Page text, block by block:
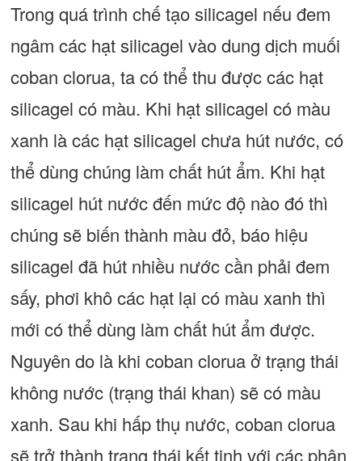
Trong quá trình chế tạo silicagel nếu đem
ngâm các hạt silicagel vào dung dịch muối
coban clorua, ta có thể thu được các hạt
silicagel có màu. Khi hạt silicagel có màu
xanh là các hạt silicagel chưa hút nước, có
thể dùng chúng làm chất hút ẩm. Khi hạt
silicagel hút nước đến mức độ nào đó thì
chúng sẽ biến thành màu đỏ, báo hiệu
silicagel đã hút nhiều nước cần phải đem
sấy, phơi khô các hạt lại có màu xanh thì
mới có thể dùng làm chất hút ẩm được.
Nguyên do là khi coban clorua ở trạng thái
không nước (trạng thái khan) sẽ có màu
xanh. Sau khi hấp thụ nước, coban clorua
sẽ trở thành trạng thái kết tinh với các phân